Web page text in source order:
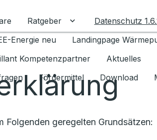
Ratgeber Untermenü für
Datenschutz
Energie neu Landingpage
Kompetenzpartner
Aktuelles
Fördermittel Download
Folgenden geregelten Grundsätzen: